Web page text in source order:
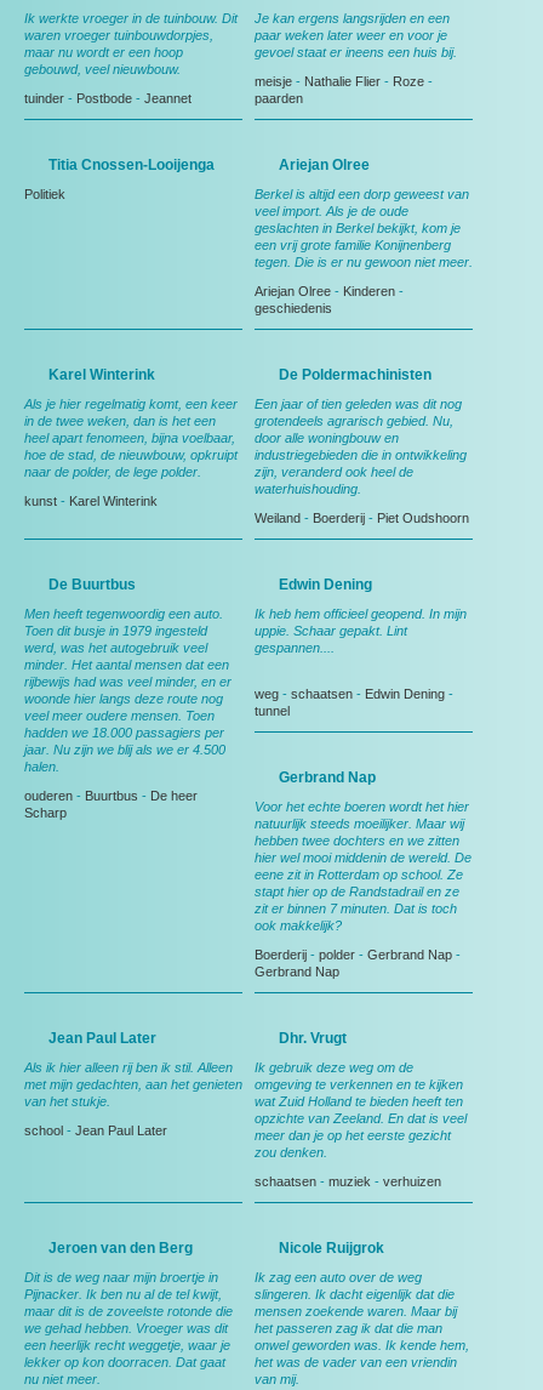
Ik werkte vroeger in de tuinbouw. Dit
waren vroeger tuinbouwdorpjes,
maar nu wordt er een hoop
gebouwd, veel nieuwbouw.
tuinder - Postbode - Jeannet
Je kan ergens langsrijden en een
paar weken later weer en voor je
gevoel staat er ineens een huis bij.
meisje - Nathalie Flier - Roze -
paarden
Titia Cnossen-Looijenga
Politiek
Ariejan Olree
Berkel is altijd een dorp geweest van
veel import. Als je de oude
geslachten in Berkel bekijkt, kom je
een vrij grote familie Konijnenberg
tegen. Die is er nu gewoon niet meer.
Ariejan Olree - Kinderen -
geschiedenis
Karel Winterink
Als je hier regelmatig komt, een keer
in de twee weken, dan is het een
heel apart fenomeen, bijna voelbaar,
hoe de stad, de nieuwbouw, opkruipt
naar de polder, de lege polder.
kunst - Karel Winterink
De Poldermachinisten
Een jaar of tien geleden was dit nog
grotendeels agrarisch gebied. Nu,
door alle woningbouw en
industriegebieden die in ontwikkeling
zijn, veranderd ook heel de
waterhuishouding.
Weiland - Boerderij - Piet Oudshoorn
De Buurtbus
Men heeft tegenwoordig een auto.
Toen dit busje in 1979 ingesteld
werd, was het autogebruik veel
minder. Het aantal mensen dat een
rijbewijs had was veel minder, en er
woonde hier langs deze route nog
veel meer oudere mensen. Toen
hadden we 18.000 passagiers per
jaar. Nu zijn we blij als we er 4.500
halen.
ouderen - Buurtbus - De heer
Scharp
Edwin Dening
Ik heb hem officieel geopend. In mijn
uppie. Schaar gepakt. Lint
gespannen....
weg - schaatsen - Edwin Dening -
tunnel
Gerbrand Nap
Voor het echte boeren wordt het hier
natuurlijk steeds moeilijker. Maar wij
hebben twee dochters en we zitten
hier wel mooi middenin de wereld. De
eene zit in Rotterdam op school. Ze
stapt hier op de Randstadrail en ze
zit er binnen 7 minuten. Dat is toch
ook makkelijk?
Boerderij - polder - Gerbrand Nap -
Gerbrand Nap
Jean Paul Later
Als ik hier alleen rij ben ik stil. Alleen
met mijn gedachten, aan het genieten
van het stukje.
school - Jean Paul Later
Dhr. Vrugt
Ik gebruik deze weg om de
omgeving te verkennen en te kijken
wat Zuid Holland te bieden heeft ten
opzichte van Zeeland. En dat is veel
meer dan je op het eerste gezicht
zou denken.
schaatsen - muziek - verhuizen
Jeroen van den Berg
Dit is de weg naar mijn broertje in
Pijnacker. Ik ben nu al de tel kwijt,
maar dit is de zoveelste rotonde die
we gehad hebben. Vroeger was dit
een heerlijk recht weggetje, waar je
lekker op kon doorracen. Dat gaat
nu niet meer.
Nicole Ruijgrok
Ik zag een auto over de weg
slingeren. Ik dacht eigenlijk dat die
mensen zoekende waren. Maar bij
het passeren zag ik dat die man
onwel geworden was. Ik kende hem,
het was de vader van een vriendin
van mij.